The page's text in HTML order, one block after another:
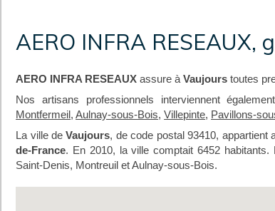
AERO INFRA RESEAUX,
AERO INFRA RESEAUX assure àVaujours toutes
Nos artisans professionnels interviennent
Montfermeil,Aulnay-sous-Bois,Villepinte, Pavillons-
La ville deVaujours, de code postal 93410, appartient
de-France. En 2010, la ville comptait 6452
Saint-Denis, Montreuil et Aulnay-sous-Bois.